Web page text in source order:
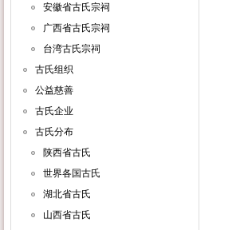
安徽省古氏宗祠
广西省古氏宗祠
台湾古氏宗祠
古氏组织
公益慈善
古氏企业
古氏分布
陕西省古氏
世界各国古氏
湖北省古氏
山西省古氏